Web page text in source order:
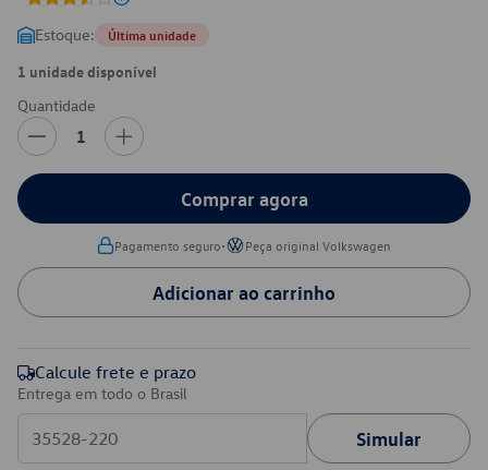
Estoque: Última unidade
1 unidade disponível
Quantidade
1
Comprar agora
Pagamento seguro• Peça original Volkswagen
Adicionar ao carrinho
Calcule frete e prazo
Entrega em todo o Brasil
Simular